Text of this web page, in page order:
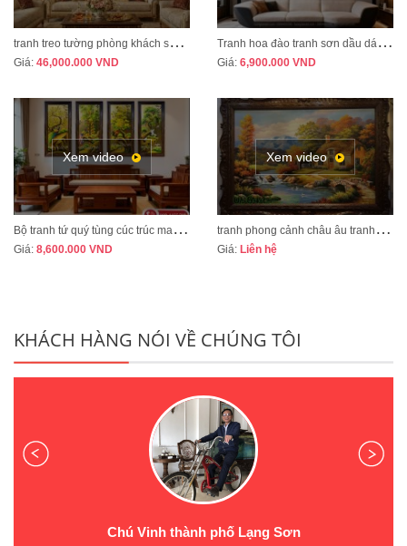
t
ranh treo tường phòng khách sang trọng phong cách tân cổ điển mã CD02
Giá: 46,000.000 VND
T
ranh hoa đào tranh sơn dầu dát vàng vẽ thủ công MÃ HD07
Giá: 6,900.000 VND
Xem video
B
ộ tranh tứ quý tùng cúc trúc mai tranh bốn mùa xuân hạ thu đông mã TQ13A
Giá: 8,600.000 VND
Xem video
t
ranh phong cảnh châu âu tranh sơn dầu cao cấp mã CA01
Giá: Liên hệ
KHÁCH HÀNG NÓI VỀ CHÚNG TÔI
Chú Vinh thành phố Lạng Sơn